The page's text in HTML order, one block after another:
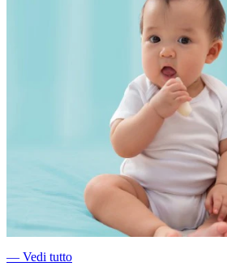
― Vedi tutto